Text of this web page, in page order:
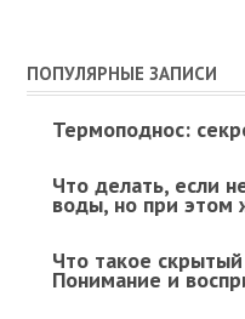
ПОПУЛЯРНЫЕ ЗАПИСИ
Термоподнос:
Что делать, если
воды, но при этом
Что такое
Понимание и